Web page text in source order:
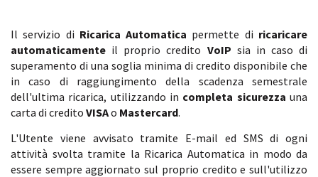
Il servizio di Ricarica Automatica permette di ricaricare
automaticamente il proprio credito VoIP sia in caso di
superamento di una soglia minima di credito disponibile che
in caso di raggiungimento della scadenza semestrale
dell'ultima ricarica, utilizzando in completa sicurezza una
carta di credito VISAo Mastercard.
L'Utente viene avvisato tramite E-mail ed SMS di ogni
attività svolta tramite la Ricarica Automatica in modo da
essere sempre aggiornato sul proprio credito e sull'utilizzo